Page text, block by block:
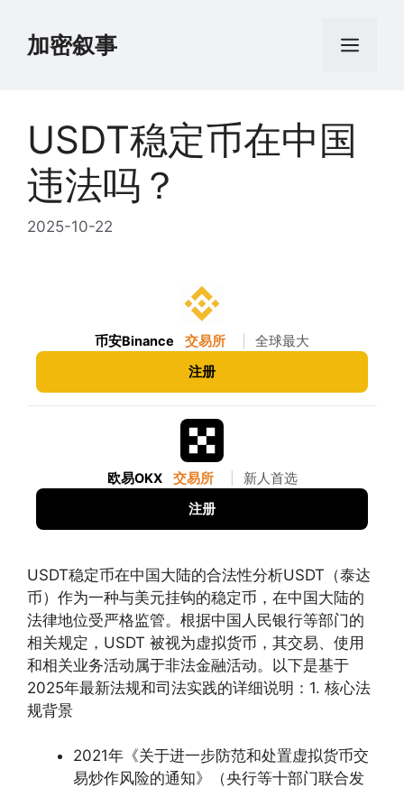
加密叙事 菜
USDT稳定币在中国
违法吗？
2025-10-22
币安Binance 交易所 全球最大
注册
欧易OKX 交易所 新人首选
注册
USDT稳定币在中国大陆的合法性分析USDT（泰达
币）作为一种与美元挂钩的稳定币，在中国大陆的
法律地位受严格监管。根据中国人民银行等部门的
相关规定，USDT 被视为虚拟货币，其交易、使用
和相关业务活动属于非法金融活动。以下是基于
2025年最新法规和司法实践的详细说明：1. 核心法
规背景
2021年《关于进一步防范和处置虚拟货币交
易炒作风险的通知》（央行等十部门联合发